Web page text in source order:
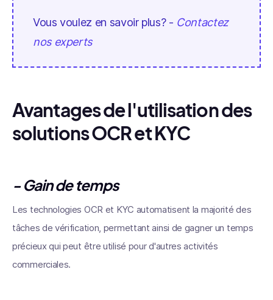
Vous voulez en savoir plus? - Contactez
nos experts
Avantages de l'utilisation des
solutions OCR et KYC
- Gain de temps
Les technologies OCR et KYC automatisent la majorité des
tâches de vérification, permettant ainsi de gagner un temps
précieux qui peut être utilisé pour d'autres activités
commerciales.